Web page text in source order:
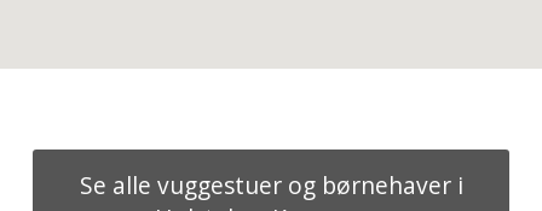
Se alle vuggestuer og børnehaver i